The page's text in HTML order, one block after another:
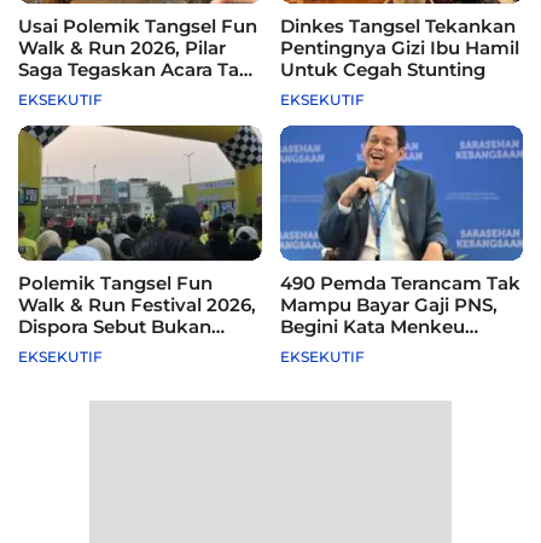
Usai Polemik Tangsel Fun
Walk & Run 2026, Pilar
Saga Tegaskan Acara Tak
Difasilitasi Pemkot
EKSEKUTIF
Dinkes Tangsel Tekankan
Pentingnya Gizi Ibu Hamil
Untuk Cegah Stunting
EKSEKUTIF
Polemik Tangsel Fun
Walk & Run Festival 2026,
Dispora Sebut Bukan
Agenda Pemkot
EKSEKUTIF
490 Pemda Terancam Tak
Mampu Bayar Gaji PNS,
Begini Kata Menkeu
Purbaya
EKSEKUTIF